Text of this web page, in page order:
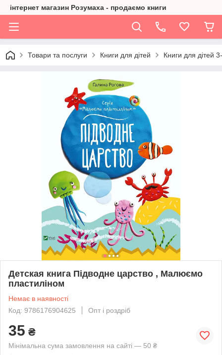
інтернет магазин Розумаха - продаємо книги
Товари та послуги Книги для дітей Книги для дітей
Детская книга Підводне царство , Малюємо
пластиліном
Немає в наявності
Код: 9786176904625
Опт і роздріб
35 ₴
Мінімальна сума замовлення на сайті — 50 ₴